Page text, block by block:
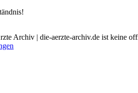
Archiv | die-aerzte-archiv.de ist keine